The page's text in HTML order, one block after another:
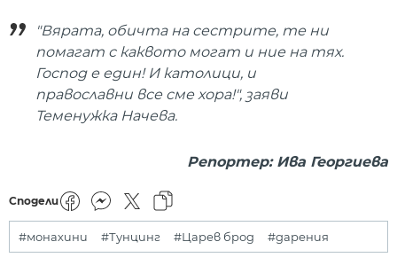
"Вярата, обичта на сестрите, те ни
помагат с каквото могат и ние на тях.
Господ е един! И католици, и
православни все сме хора!", заяви
Теменужка Начева.
Репортер: Ива Георгиева
Сподели
#монахини #Тунцинг #Царев брод #дарения